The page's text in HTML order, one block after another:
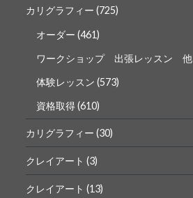
カリグラフィー (725)
オーダー (461)
ワークショップ 出張レッスン 他
体験レッスン (573)
資格取得(610)
カリグラフィー (30)
クレイアート (3)
クレイアート (13)